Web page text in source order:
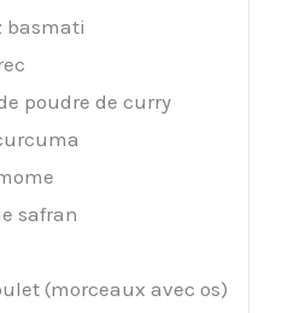
basmati
poudre de curry
safran
(morceaux avec os)